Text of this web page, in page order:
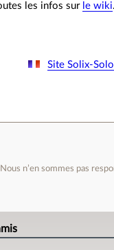
les infos sur le wiki.
Site Solix-
n’en sommes pas